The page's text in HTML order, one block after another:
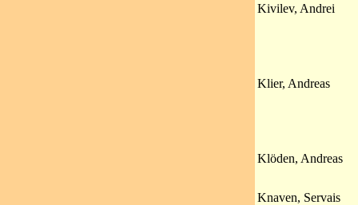
Kivilev, Andrei
Klier, Andreas
Klöden, Andreas
Knaven, Servais